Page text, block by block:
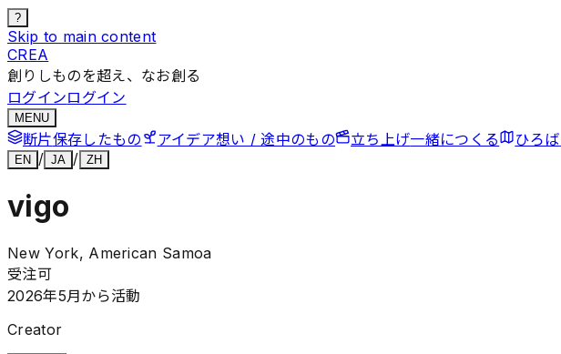
?
Skip to main content
CREA
創りしものを超え、なお創る
ログインログイン
MENU
断片保存したもの アイデア想い / 途中のもの 立ち上げ一緒につくる ひろば
EN / JA / ZH
vigo
New York, American Samoa
受注可
2026年5月から活動
Creator